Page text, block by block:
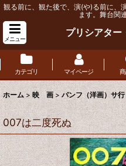
観る前に、観た後で、演(や)る前に、
ます。舞台関
メニュー
プリシアター
カテゴリ マイページ
ホーム > 映 画 > パンフ（洋画）サ行
007は二度死ぬ